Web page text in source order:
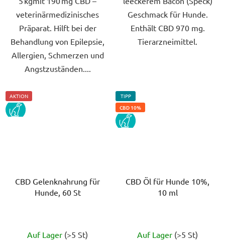
veterinärmedizinisches
Präparat. Hilft bei der
Behandlung von Epilepsie,
Allergien, Schmerzen und
Angstzuständen....
Geschmack für Hunde.
Enthält CBD 970 mg.
Tierarzneimittel.
AKTION
PES
CBD Gelenknahrung für
Hunde, 60 St
durchschnittliche
Auf Lager (>5 St)
TIPP
CBD 10%
PES
CBD Öl für Hunde 10%,
10 ml
Auf Lager (>5 St)